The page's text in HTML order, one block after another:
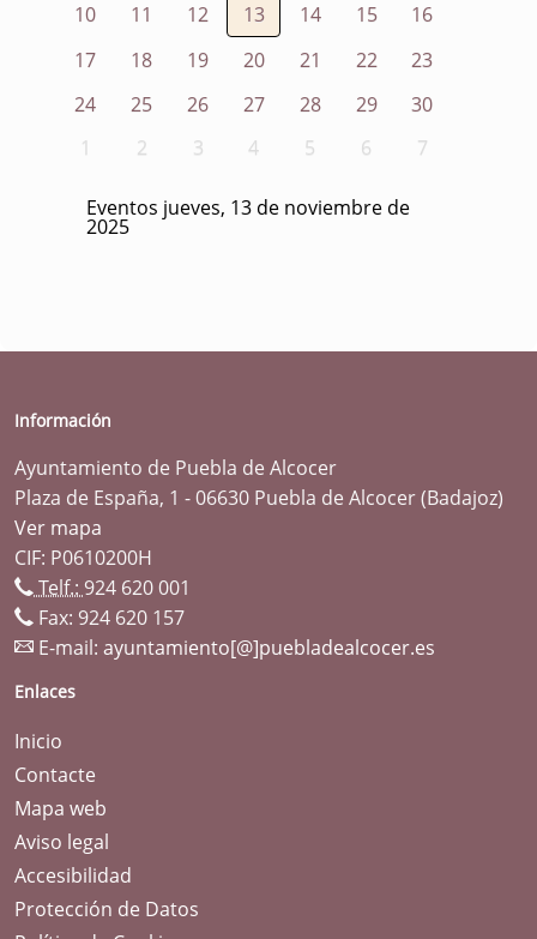
10
11 12 13 14 15
16
17
18 19 20 21 22
23
24
25 26 27 28 29
30
1
2 3 4 5 6 7
Eventos jueves, 13 de noviembre de
2025
Información
Ayuntamiento de Puebla de Alcocer
Plaza de España, 1 - 06630 Puebla de Alcocer (Badajoz)
Ver mapa
CIF: P0610200H
Telf.: 924 620 001
Fax: 924 620 157
E-mail: ayuntamiento[@]puebladealcocer.es
Enlaces
Inicio
Contacte
Mapa web
Aviso legal
Accesibilidad
Protección de Datos